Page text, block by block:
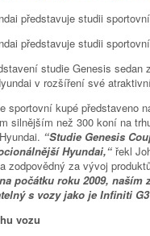
studie Genesis sedan
v rozšíření své
sportovní kupé představeno
silnějším než 300 koní na
“Studie Genesis
Hyundai,“ řekl
zodpovědný za vývoj
počátku roku 2009,
s vozy jako je Infiniti
vozu